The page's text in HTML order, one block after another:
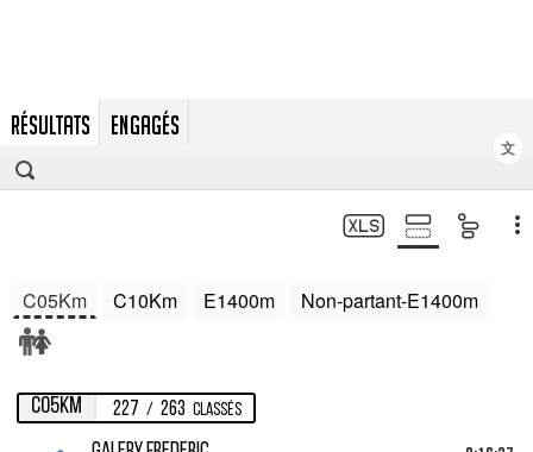
RÉSULTATS ENGAGÉS
文
C05Km C10Km E1400m Non-partant-E1400m
C05Km 227 / 263 Classés